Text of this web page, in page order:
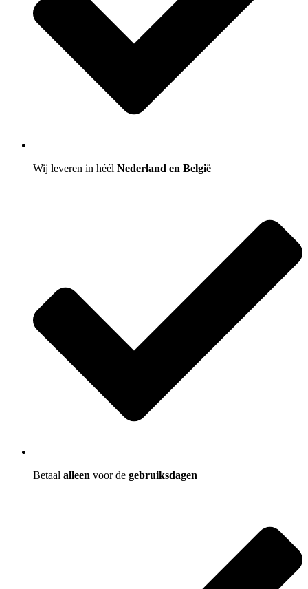
Wij leveren in héél Nederland en België
Betaal alleen voor de gebruiksdagen